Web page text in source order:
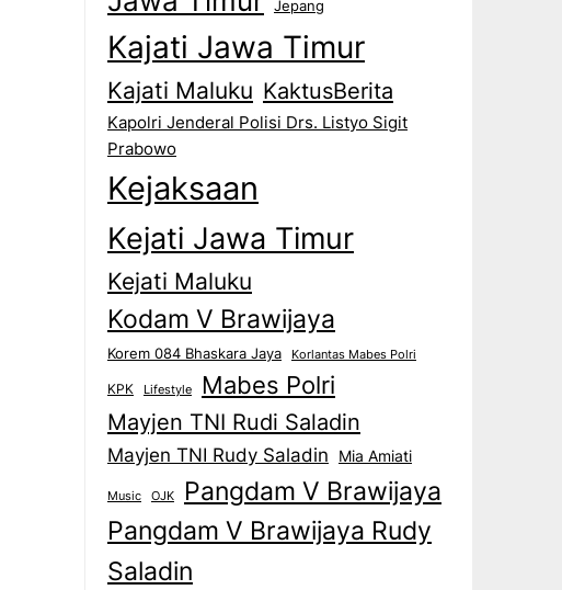
Jepang
Kajati Jawa Timur
Kajati Maluku KaktusBerita
Kapolri Jenderal Polisi Drs. Listyo Sigit
Prabowo
Kejaksaan
Kejati Jawa Timur
Kejati Maluku
Kodam V Brawijaya
Korem 084 Bhaskara Jaya Korlantas Mabes Polri
KPK Lifestyle Mabes Polri
Mayjen TNI Rudi Saladin
Mayjen TNI Rudy Saladin Mia Amiati
Music OJK Pangdam V Brawijaya
Pangdam V Brawijaya Rudy
Saladin